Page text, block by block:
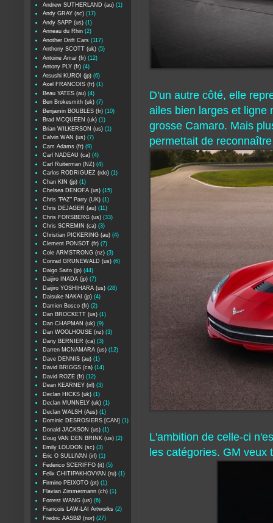
D'un autre côté, elle
ailes bien larges et ligne
grosse Camaro. Mais
permettait de
L'ambition de celle-ci
les catégories. GM
Andrew SUTHERLAND (au) (1)
Andy GRAY (sc) (17)
Andy SAPP (us) (1)
Anneau du Rhin (2)
Another Drift Cars (117)
Anthony SCOTT (uk) (5)
Antoine Amar (fr) (12)
Antony PLY (fr) (4)
Atsushi KUROI (jp) (6)
Axel FRANCOIS (fr) (1)
Beau YATES (au) (4)
Ben Brokesmith (uk) (7)
Benjamin BOUBLES (fr) (10)
Brad MCQUEEN (uk) (1)
Brian WILKERSON (us) (1)
Calvin WAN (us) (7)
Cam Adams (fr) (9)
Carl NADEAU (ca) (4)
Carl Ruiterman (NZ) (4)
Carlos RODRIGUEZ (rdo) (1)
Chan KIN (jp) (1)
Chelsea DENOFA (us) (15)
Chris "PAZ" Parry (UK) (1)
Chris DEJAGER (au) (11)
Chris FORSBERG (us) (33)
Chris SCREMIN (ca) (3)
Christian PICKERING (au) (4)
Clement PONSOT (fr) (7)
Cole ARMSTRONG (nz) (3)
Conrad GRUNEWALD (us) (6)
Daigo Saito (jp) (44)
Daijiro INADA (jp) (7)
Daijiro YOSHIHARA (us) (28)
Daisuke NAKAI (jp) (4)
Damien Bosco (fr) (2)
Dan BROCKETT (us) (1)
Dan CHAPMAN (uk) (9)
Dan WOOLHOUSE (nz) (3)
Dany BERNIER (ca) (3)
Darren MCNAMARA (us) (12)
Dave DENNIS (au) (1)
David BRIGGS (ca) (14)
David ROZE (fr) (12)
Dean KEARNEY (irl) (3)
Declan HICKS (uk) (1)
Declan MUNNELY (uk) (1)
Declan WALSH (Aus) (1)
Dominic DESROSIERS [CAN] (1)
Donald JACKSON (us) (1)
Doug VAN DEN BRINK (us) (2)
Emily LOUDON (sc) (3)
Eric O SULLIVAN (irl) (1)
Federico SCERIFFO (it) (5)
Felix CHITIPAKHOVYAN (ru) (1)
Firmino PEIXOTO (pt) (1)
Flavian Zimmermann (ch) (1)
Forrest WANG (us) (6)
Francois LAW-LAI Artworks (2)
Fredric AASBØ (nor) (27)